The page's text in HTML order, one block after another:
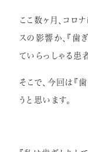
ホワイトニ
小児歯科
虫歯・歯周病
ここ数ヶ月、コロ
スの影響か、『歯
ていらっしゃる患
そこで、今回は『
うと思います。